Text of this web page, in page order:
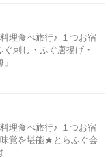
理食べ旅行♪ １つお宿
刺し・ふぐ唐揚げ・
...
理食べ旅行♪ １つお宿
覚を堪能★とらふぐ会